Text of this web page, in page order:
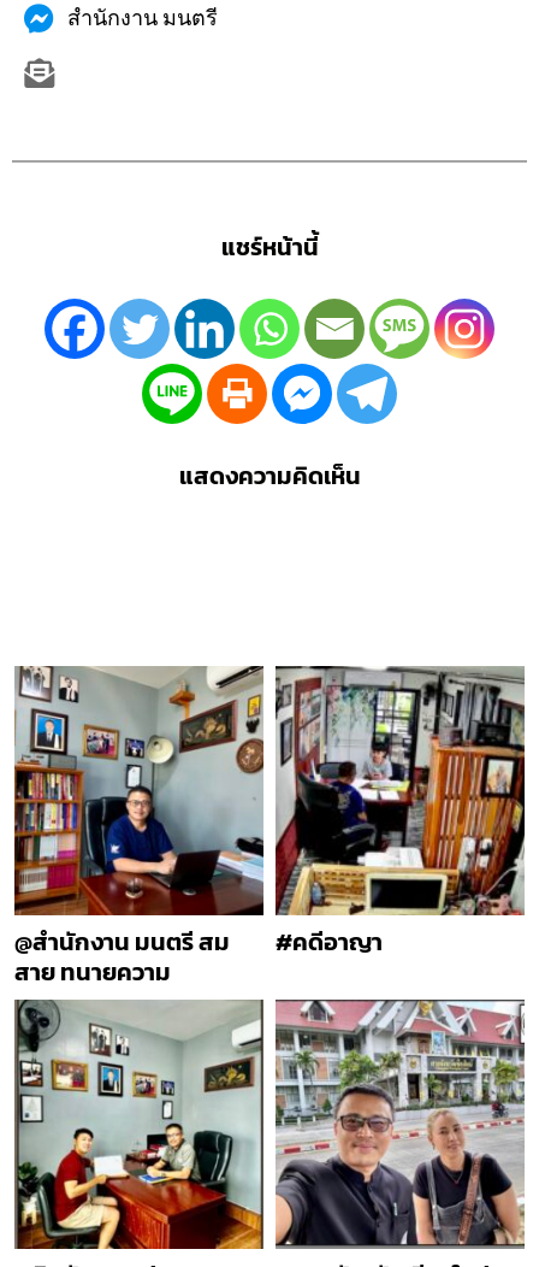
สำนักงาน มนตรี
แชร์หน้านี้
แสดงความคิดเห็น
@สำนักงาน มนตรี สม
สาย ทนายความ
#คดีอาญา